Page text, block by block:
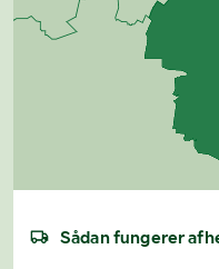
Sådan fungerer